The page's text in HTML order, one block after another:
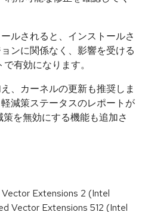
ルされると、インストールさ
ンに関係なく、影響を受ける
有効になります。
、カーネルの更新も推奨しま
減策ステータスのレポートが
を無効にする機能も追加さ
Extensions 2 (Intel
Vector Extensions 512 (Intel